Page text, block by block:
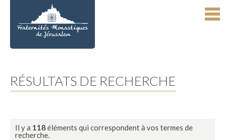
RÉSULTATS DE RECHERCHE
Il y a 118éléments qui correspondent à vos termes de
recherche.